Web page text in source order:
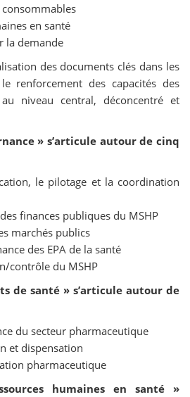
en santé
la demande
des documents clés dans les
renforcement des capacités des
niveau central, déconcentré et
» s’articule autour de cinq
le pilotage et la coordination
finances publiques du MSHP
marchés publics
des EPA de la santé
contrôle du MSHP
de santé » s’articule autour de
du secteur pharmaceutique
et dispensation
pharmaceutique
humaines en santé »